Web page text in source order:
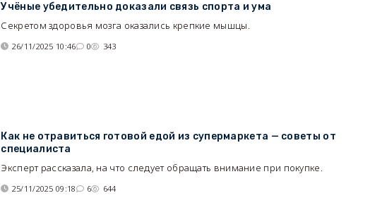
Учёные убедительно доказали связь спорта и ума
Секретом здоровья мозга оказались крепкие мышцы.
26/11/2025 10:46 0 343
Как не отравиться готовой едой из супермаркета — советы от
специалиста
Эксперт рассказала, на что следует обращать внимание при покупке.
25/11/2025 09:18 6 644